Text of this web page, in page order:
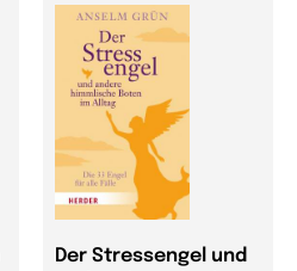
Der Stressengel und